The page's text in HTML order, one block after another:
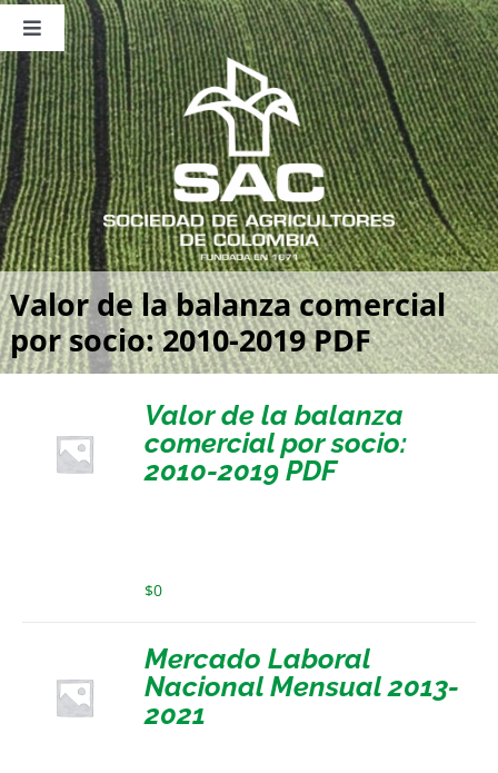
Saltar
contenido
Toggle
Navigation
Nosotros
Publicaciones
Sala de Prensa
Eventos
Valor de la balanza comercial
por socio: 2010-2019 PDF
Valor de la balanza
comercial por socio:
2010-2019 PDF
$0
Mercado Laboral
Nacional Mensual 2013-
2021